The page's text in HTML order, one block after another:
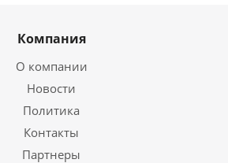
Компания
О компании
Новости
Политика
Контакты
Партнеры